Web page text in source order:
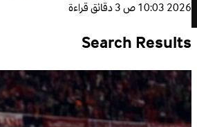
2026 10:03 ص
3 دقائق قراءة
Search Results